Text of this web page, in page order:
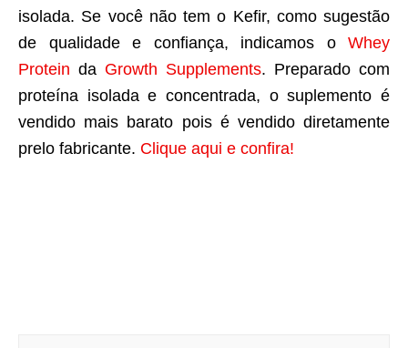
isolada. Se você não tem o Kefir, como sugestão
de qualidade e confiança, indicamos o Whey
Protein da Growth Supplements. Preparado com
proteína isolada e concentrada, o suplemento é
vendido mais barato pois é vendido diretamente
prelo fabricante. Clique aqui e confira!